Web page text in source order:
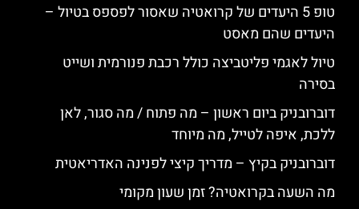
טופ 5 היעדים של קרואטיה שאסור לפספס בטיול –
היעדים שהם מאסט
טיול לאגמי פליטביצה כולל רכבת פנורמית ושייט
בסירה
דוברובניק ביום ראשון – מה פתוח / מה סגור, לאן
ללכת, איפה לטייל, מה מיוחד
דוברובניק בקיץ – מדריך קיצי לפנינה האדריאטית
מה השעה בקרואטיה? זמן שעון מקומי